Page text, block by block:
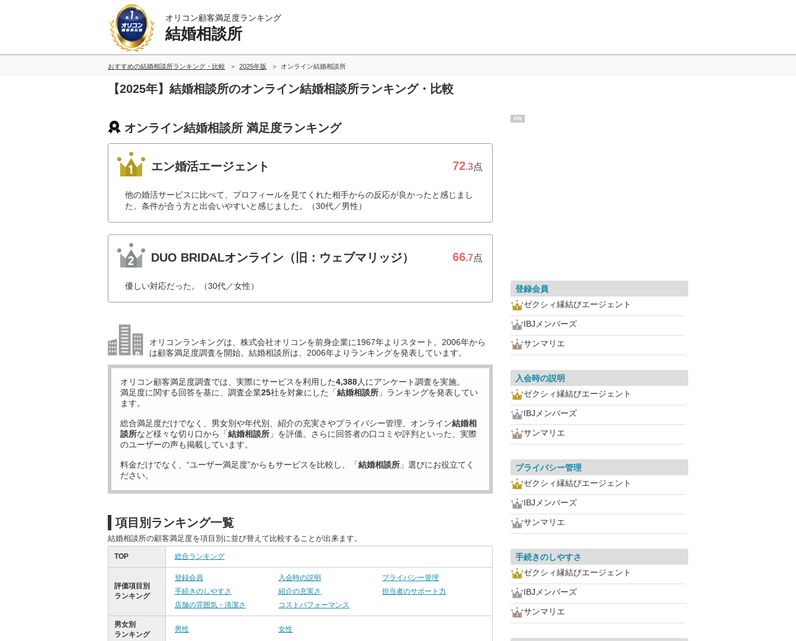
オリコン顧客満足度ランキング
結婚相談所
おすすめの結婚相談所ランキング・比較 2025年版 オンライン結婚相談所
【2025年】結婚相談所のオンライン結婚相談所ランキング・比較
オンライン結婚相談所 満足度ランキング
エン婚活エージェント 72.3点
他の婚活サービスに比べて、プロフィールを見てくれた相手からの反応が良かったと感じまし
た。条件が合う方と出会いやすいと感じました。（30代／男性）
DUO BRIDALオンライン（旧：ウェブマリッジ） 66.7点
優しい対応だった。（30代／女性）
オリコンランキングは、株式会社オリコンを前身企業に1967年よりスタート。2006年から
は顧客満足度調査を開始。結婚相談所は、2006年よりランキングを発表しています。
オリコン顧客満足度調査では、実際にサービスを利用した4,388人にアンケート調査を実施。
満足度に関する回答を基に、調査企業25社を対象にした「結婚相談所 」ランキングを発表してい
ます。
総合満足度だけでなく、男女別や年代別、紹介の充実さやプライバシー管理、オンライン結婚相
談所など様々な切り口から「結婚相談所 」を評価。さらに回答者の口コミや評判といった、実際
のユーザーの声も掲載しています。
料金だけでなく、“ユーザー満足度”からもサービスを比較し、「結婚相談所 」選びにお役立てく
ださい。
項目別ランキング一覧
結婚相談所の顧客満足度を項目別に並び替えて比較することが出来ます。
TOP 総合ランキング
評価項目別
ランキング
登録会員 入会時の説明
プライバシー管理
手続きのしやすさ
紹介の充実さ
担当者のサポート力
店舗の雰囲気・清潔さ
コストパフォーマンス
男女別
ランキング
男性 女性
PR
登録会員
ゼクシィ縁結びエージェント
IBJメンバーズ
サンマリエ
入会時の説明
ゼクシィ縁結びエージェント
IBJメンバーズ
サンマリエ
プライバシー管理
ゼクシィ縁結びエージェント
IBJメンバーズ
サンマリエ
手続きのしやすさ
ゼクシィ縁結びエージェント
IBJメンバーズ
サンマリエ